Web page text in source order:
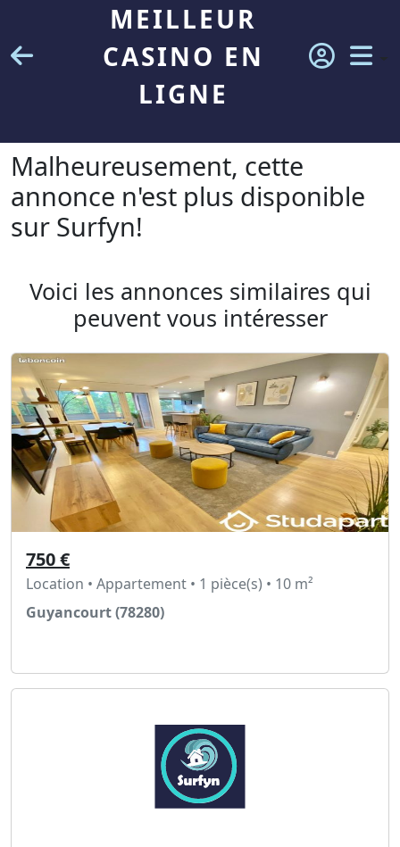
MEILLEUR
CASINO EN
LIGNE
Malheureusement, cette
annonce n'est plus disponible
sur Surfyn!
Voici les annonces similaires qui
peuvent vous intéresser
750 €
Location • Appartement • 1 pièce(s) • 10 m²
Guyancourt (78280)